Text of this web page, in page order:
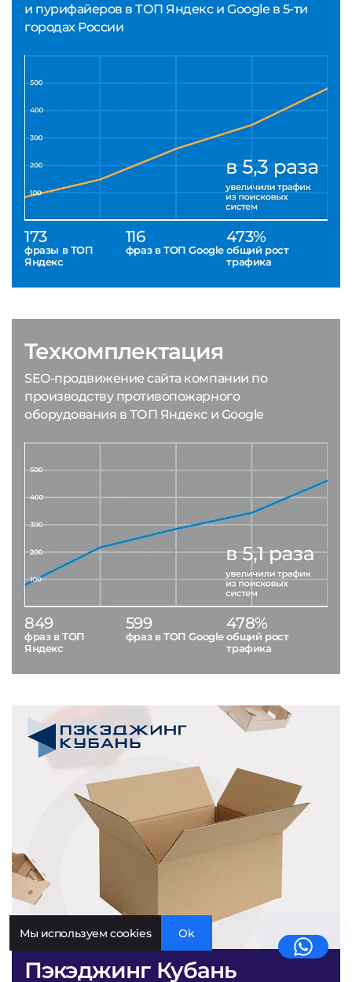
и пурифайеров в ТОП Яндекс и Google в 5-ти
городах России
173
фразы в ТОП
Яндекс
116
фраз в ТОП Google
473%
общий рост
трафика
Пэкэджинг Кубань
Техкомплектация
SEO-продвижение сайта компании по
производству противопожарного
оборудования в ТОП Яндекс и Google
849
фраз в ТОП
Яндекс
599
фраз в ТОП Google
478%
общий рост
трафика
Мы используем cookies Ok